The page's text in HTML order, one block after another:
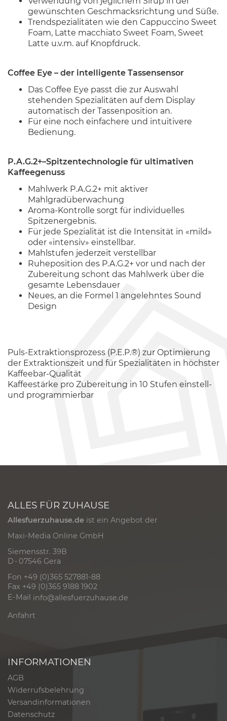
gewünschten Geschmacksrichtung und Süße.
Trendspezialitäten wie den Cappuccino Sweet
Foam, Latte macchiato Sweet Foam, Sweet
Latte u.v.m. auf Knopfdruck.
Coffee Eye – der intelligente Tassensensor
Das Coffee Eye passt die zur Auswahl
stehenden Spezialitäten auf dem Display
automatisch der Tassenposition an.
Für eine noch einfachere und intuitivere
Bedienung.
P.A.G.2+–Spitzentechnologie für ultimativen
Kaffeegenuss
Mahlwerk P.A.G.2+ mit aktiver
Mahlgradüberwachung
Aroma-Kontrolle sorgt für individuelles
Spitzenergebnis.
Für jede Spezialität ist die Intensität in «mild»
oder «intensiv» einstellbar.
Mahlstufen jederzeit verstellbar
Ruheposition des P.A.G.2+ vor und nach der
Zubereitung schont das Mahlwerk über die
gesamte Lebensdauer
Neues, an die Formel 1 angelehntes Sound
Design
Puls-Extraktionsprozess (P.E.P.®) zur Optimierung
der Extraktionszeit und für Spezialitäten in höchster
Kaffeebar-Qualität
Kaffeestärke pro Zubereitung in 10 Stufen einstell-
und programmierbar
ALLES FÜR ZUHAUSE
Allesfuerzuhause.de ist ein Angebot der
Maxi-Media Online GmbH
Siemensstr. 39B
D - 07546 Gera
Fon +49 (0)365 527881-88
Fax +49 (0)365 9188 1902
E-Mail info@allesfuerzuhause.de
Anfahrt
INFORMATIONEN
AGB
Widerrufsbelehrung
Versandinformationen
Datenschutz